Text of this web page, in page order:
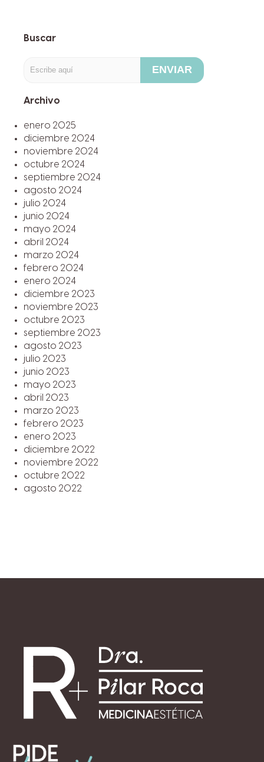
Buscar
ENVIAR
Archivo
enero 2025
diciembre 2024
noviembre 2024
octubre 2024
septiembre 2024
agosto 2024
julio 2024
junio 2024
mayo 2024
abril 2024
marzo 2024
febrero 2024
enero 2024
diciembre 2023
noviembre 2023
octubre 2023
septiembre 2023
agosto 2023
julio 2023
junio 2023
mayo 2023
abril 2023
marzo 2023
febrero 2023
enero 2023
diciembre 2022
noviembre 2022
octubre 2022
agosto 2022